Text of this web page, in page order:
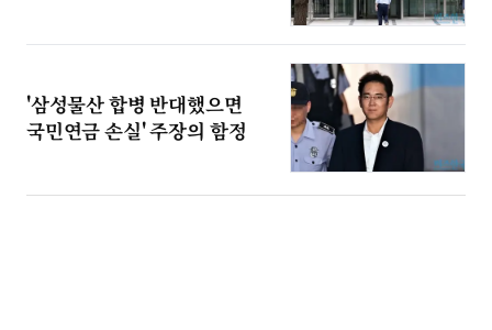
'삼성물산 합병 반대했으면
국민연금 손실' 주장의 함정